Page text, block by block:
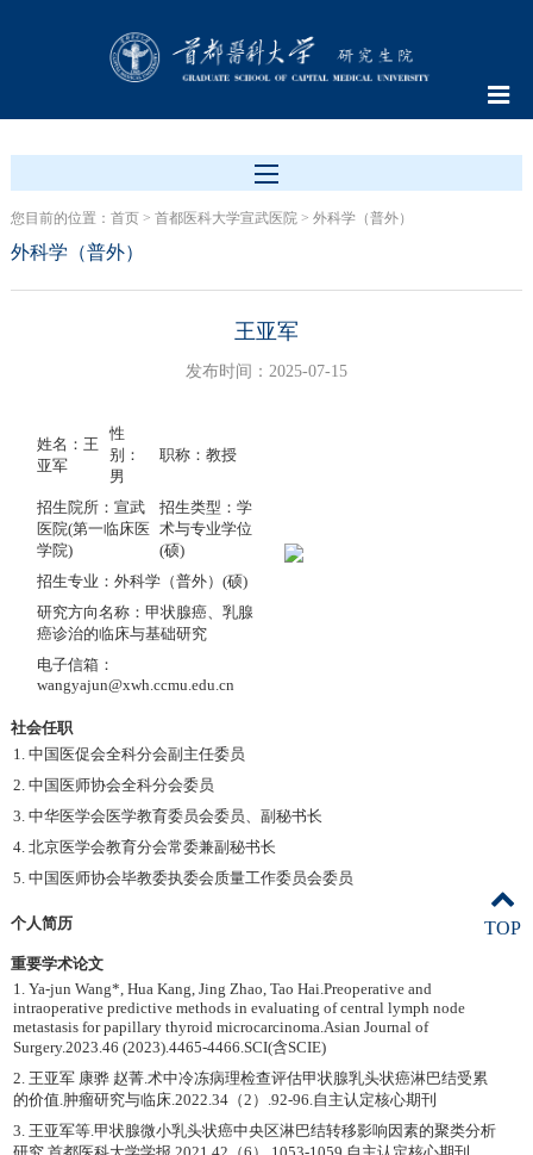
您目前的位置： 首页> 首都医科大学宣武医院> 外科学（普外）
外科学（普外）
王亚军
发布时间：2025-07-15
姓名：王
亚军
性
别：
男
职称：教授
招生院所：宣武
医院(第一临床医
学院)
招生类型：学
术与专业学位
(硕)
招生专业：外科学（普外）(硕)
研究方向名称：甲状腺癌、乳腺
癌诊治的临床与基础研究
电子信箱：
wangyajun@xwh.ccmu.edu.cn
社会任职
1. 中国医促会全科分会副主任委员
2. 中国医师协会全科分会委员
3. 中华医学会医学教育委员会委员、副秘书长
4. 北京医学会教育分会常委兼副秘书长
5. 中国医师协会毕教委执委会质量工作委员会委员
个人简历
重要学术论文
1. Ya-jun Wang*, Hua Kang, Jing Zhao, Tao Hai.Preoperative and
intraoperative predictive methods in evaluating of central lymph node
metastasis for papillary thyroid microcarcinoma.Asian Journal of
Surgery.2023.46 (2023).4465-4466.SCI(含SCIE)
2. 王亚军 康骅 赵菁.术中冷冻病理检查评估甲状腺乳头状癌淋巴结受累
的价值.肿瘤研究与临床.2022.34（2）.92-96.自主认定核心期刊
3. 王亚军等.甲状腺微小乳头状癌中央区淋巴结转移影响因素的聚类分析
TOP